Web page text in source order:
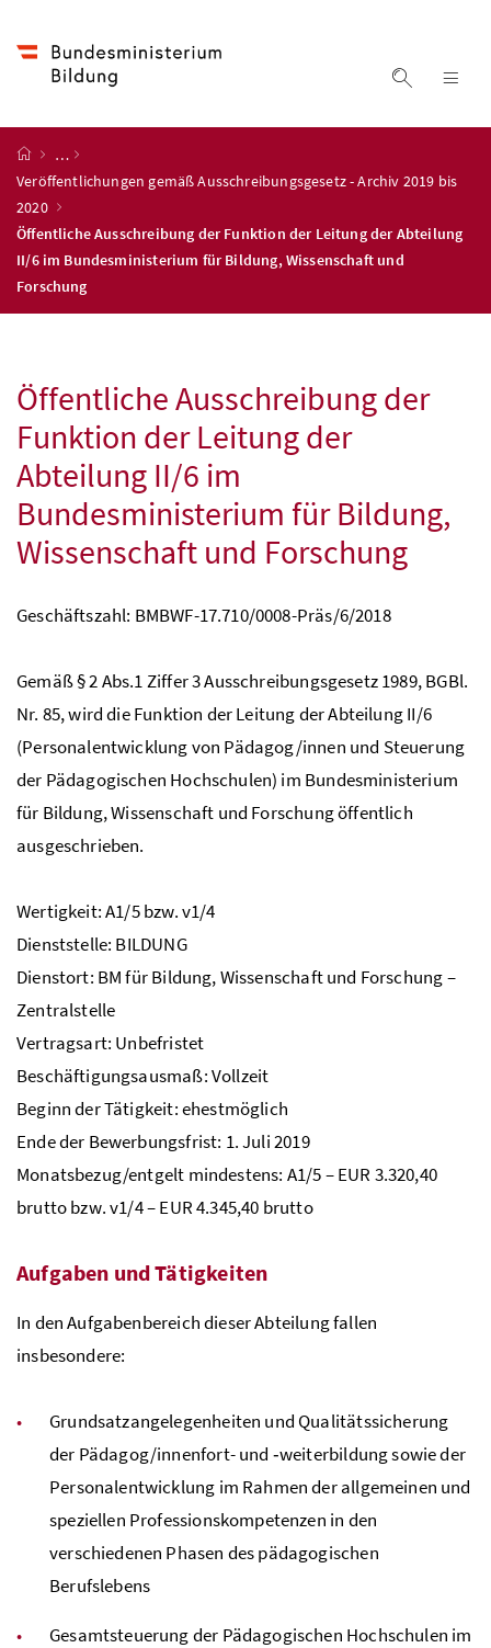
Suche
Startseite
…
Veröffentlichungen gemäß Ausschreibungsgesetz - Archiv 2019 bis
2020
Öffentliche Ausschreibung der Funktion der Leitung der Abteilung
II/6 im Bundesministerium für Bildung, Wissenschaft und
Forschung
Öffentliche Ausschreibung der
Funktion der Leitung der
Abteilung II/6 im
Bundesministerium für Bildung,
Wissenschaft und Forschung
Geschäftszahl: BMBWF-17.710/0008-Präs/6/2018
Gemäß § 2Abs.1 Ziffer 3 Ausschreibungsgesetz 1989,BGBl.
Nr. 85, wird die Funktion der Leitung der Abteilung II/6
(Personalentwicklung von Pädagog/innen und Steuerung
der Pädagogischen Hochschulen) im Bundesministerium
für Bildung, Wissenschaft und Forschung öffentlich
ausgeschrieben.
Wertigkeit: A1/5 bzw. v1/4
Dienststelle: BILDUNG
Dienstort: BMfür Bildung, Wissenschaft und Forschung –
Zentralstelle
Vertragsart: Unbefristet
Beschäftigungsausmaß: Vollzeit
Beginn der Tätigkeit: ehestmöglich
Ende der Bewerbungsfrist: 1. Juli 2019
Monatsbezug/entgelt mindestens: A1/5 – EUR 3.320,40
bruttobzw. v1/4 – EUR 4.345,40 brutto
Aufgaben und Tätigkeiten
In den Aufgabenbereich dieser Abteilung fallen
insbesondere:
Grundsatzangelegenheiten und Qualitätssicherung
der Pädagog/innenfort- und ‑weiterbildung sowie der
Personalentwicklung im Rahmen der allgemeinen und
speziellen Professionskompetenzen in den
verschiedenen Phasen des pädagogischen
Berufslebens
Gesamtsteuerung der Pädagogischen Hochschulen im